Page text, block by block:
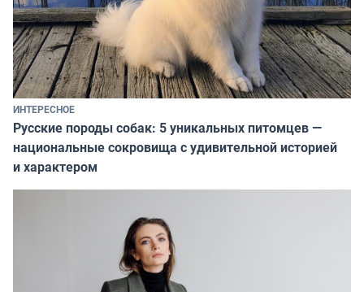
ИНТЕРЕСНОЕ
Русские породы собак: 5 уникальных питомцев —
национальные сокровища с удивительной историей
и характером